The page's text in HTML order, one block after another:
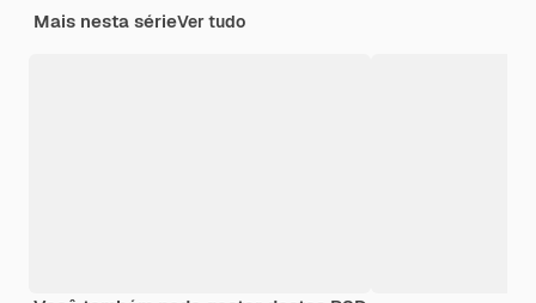
Mais nesta sérieVer tudo